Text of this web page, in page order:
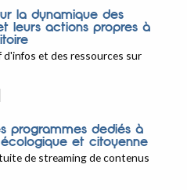
la dynamique des
leurs actions propres à
et des ressources sur
programmes dediés à
et citoyenne
de streaming de contenus